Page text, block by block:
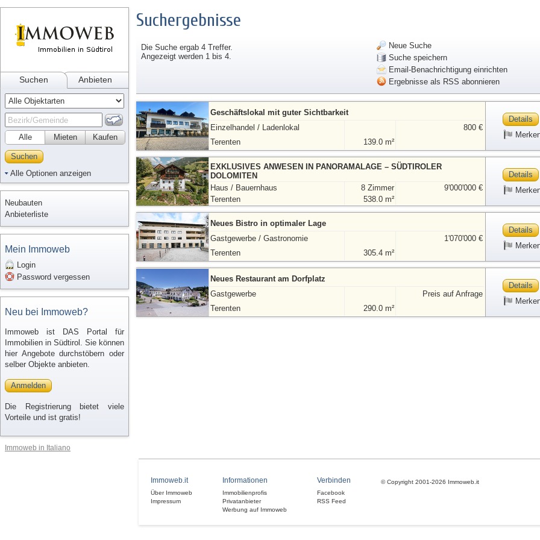
Suchen Anbieten
Alle Kaufen
Mieten
Suchen
Alle Optionen anzeigen
Neubauten
Anbieterliste
Mein Immoweb
Login
Password vergessen
Neu bei Immoweb?
Immoweb ist DAS Portal für
Immobilien in Südtirol. Sie können
hier Angebote durchstöbern oder
selber Objekte anbieten.
Anmelden
Die Registrierung bietet viele
Vorteile und ist gratis!
Immoweb in Italiano
Suchergebnisse
Neue Suche
Suche speichern
Email-Benachrichtigung einrichten
Ergebnisse als RSS abonnieren
Die Suche ergab 4 Treffer.
Angezeigt werden 1 bis 4.
Geschäftslokal mit guter Sichtbarkeit
Einzelhandel / Ladenlokal
800 €
Terenten
139.0 m²
Details
EXKLUSIVES ANWESEN IN PANORAMALAGE – SÜDTIROLER
DOLOMITEN
Haus / Bauernhaus
8 Zimmer
9'000'000 €
Terenten
538.0 m²
Details
Neues Bistro in optimaler Lage
Gastgewerbe / Gastronomie
1'070'000 €
Terenten
305.4 m²
Details
Neues Restaurant am Dorfplatz
Gastgewerbe
Preis auf Anfrage
Terenten
290.0 m²
Details
Immoweb.it
Über Immoweb
Impressum
Informationen
Immobilienprofis
Privatanbieter
Werbung auf Immoweb
Verbinden
Facebook
RSS Feed
© Copyright 2001-2026 Immoweb.it